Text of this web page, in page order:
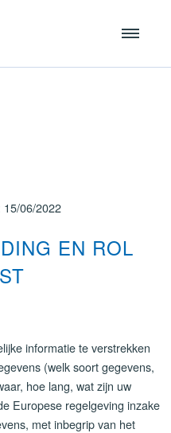
15/06/2022
EN ROL
informatie te verstrekken
(welk soort gegevens,
hoe lang, wat zijn uw
Europese regelgeving inzake
met inbegrip van het